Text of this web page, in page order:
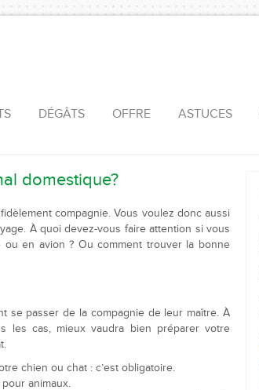
DÉGÂTS OFFRE ASTUCES
domestique?
compagnie. Vous voulez donc aussi
À quoi devez-vous faire attention si vous
en avion ? Ou comment trouver la bonne
se passer de la compagnie de leur maître. À
les cas, mieux vaudra bien préparer votre
chien ou chat : c’est obligatoire.
animaux.